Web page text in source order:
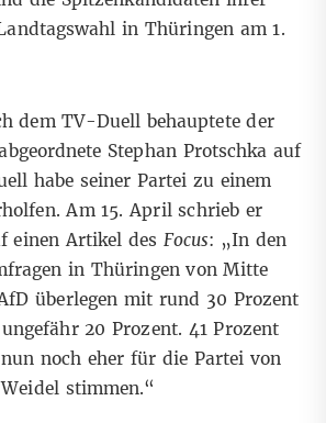
in Thüringen am 1.
dem TV-Duell behauptete der
Stephan Protschkaauf
habe seiner Partei zu einem
Am 15. April schrieb er
einen Artikel des Focus: „In den
in Thüringen von Mitte
überlegen mit rund 30 Prozent
20 Prozent. 41 Prozent
noch eher für die Partei von
stimmen.“